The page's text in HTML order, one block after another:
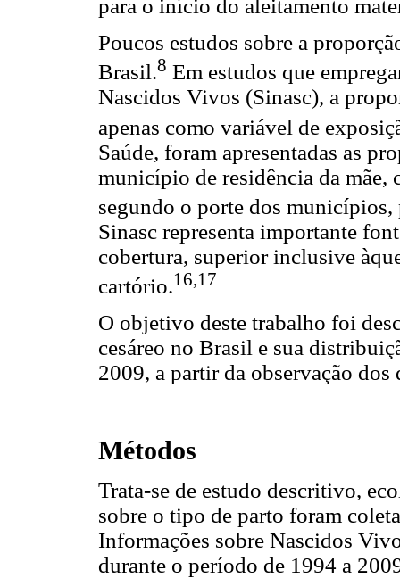
para o início do aleitamento
Poucos estudos sobre a
Brasil.8 Em estudos que
Nascidos Vivos (Sinasc), a
apenas como variável de
Saúde, foram apresentadas as
município de residência da mãe,
segundo o porte dos
Sinasc representa importante
cobertura, superior inclusive
cartório.16,17
O objetivo deste trabalho foi
cesáreo no Brasil e sua
2009, a partir da observação dos
Métodos
Trata-se de estudo descritivo,
sobre o tipo de parto foram
Informações sobre Nascidos
durante o período de 1994 a